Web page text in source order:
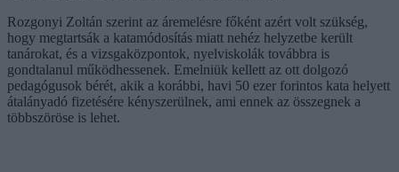
Rozgonyi Zoltán szerint az áremelésre főként azért volt szükség,
hogy megtartsák a katamódosítás miatt nehéz helyzetbe került
tanárokat, és a vizsgaközpontok, nyelviskolák továbbra is
gondtalanul működhessenek. Emelniük kellett az ott dolgozó
pedagógusok bérét, akik a korábbi, havi 50 ezer forintos kata helyett
átalányadó fizetésére kényszerülnek, ami ennek az összegnek a
többszöröse is lehet.